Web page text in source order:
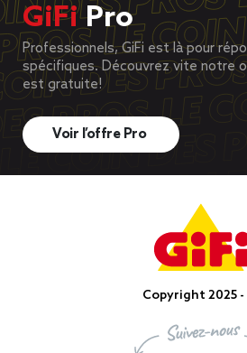
GiFiPro
Professionnels, GiFi est là pour
spécifiques. Découvrez vite notre
est gratuite!
Voir l’offre Pro
Copyright 2025 -